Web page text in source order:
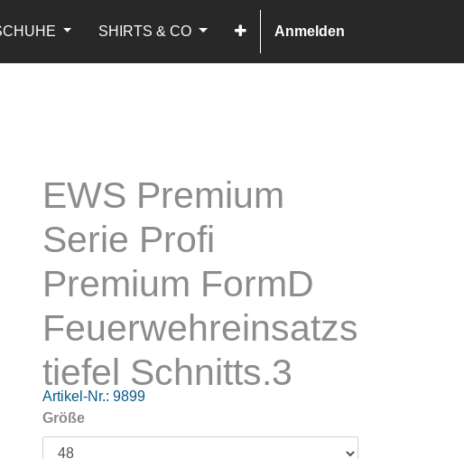
SHIRTS & CO Anmelden
EWS Premium
Serie Profi
Premium FormD
Feuerwehreinsatzs
tiefel Schnitts.3
Artikel-Nr.: 9899
Größe